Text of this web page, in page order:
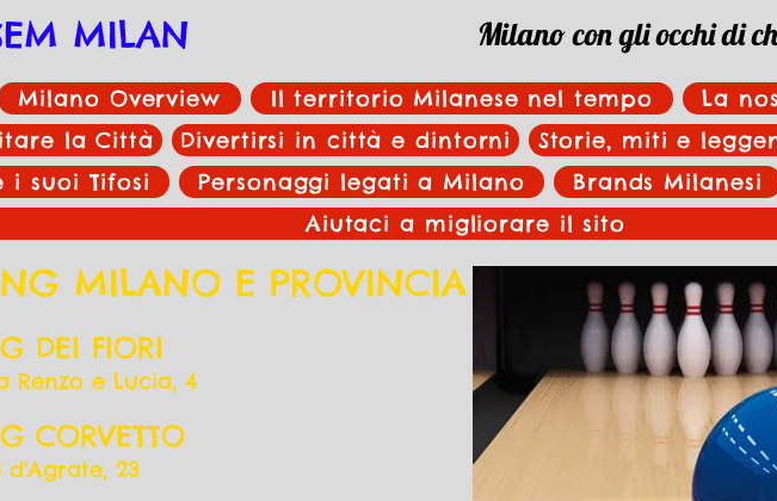
MILAN Milano con gli occhi di
Milano Overview Il territorio Milanese nel tempo La
la Città
Divertirsi in città e dintorni Storie, miti e
i suoi Tifosi
Personaggi legati a Milano Brands Milanesi
Aiutaci a migliorare il sito
MILANO E PROVINCIA
DEI FIORI
Renzo e Lucia, 4
CORVETTO
23